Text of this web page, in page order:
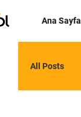
Ana Sayfa
All Posts